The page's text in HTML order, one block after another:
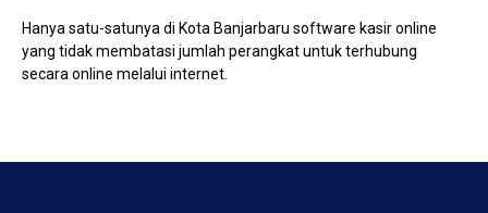
Hanya satu-satunya di Kota Banjarbaru software kasir online
yang tidak membatasi jumlah perangkat untuk terhubung
secara online melalui internet.